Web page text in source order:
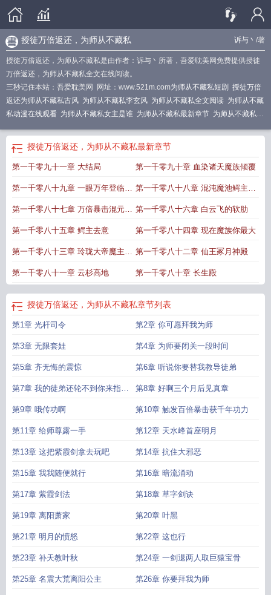
诉与丶 /著
授徒万倍返还，为师从不藏私
授徒万倍返还，为师从不藏私是由作者：诉与丶所著，吾爱耽美网免费提供授徒
万倍返还，为师从不藏私全文在线阅读。
三秒记住本站：吾爱耽美网 网址：www.521m.com为师从不藏私短剧 授徒万倍
返还为师从不藏私古风 为师从不藏私李玄风 为师从不藏私全文阅读 为师从不藏
私动漫在线观看 为师从不藏私女主是谁 为师从不藏私最新章节 为师从不藏私百
师从不藏私(叶秋) 授徒万倍返还为师从不藏私笔趣阁
私 授徒万倍返还为师从来不藏私
藏私玲珑大帝叶秋明月为师从不藏私 聚合中文网为师从不藏私无弹窗授徒万
费阅读带徒授业 师徒授业 授徒传艺是什么意思 为师从不藏私章节列表授徒万
倍返还授徒万倍返还为师从不藏私叶云授业师徒为师从不藏私叶秋收徒万倍
叶秋
为师从不藏私TXT为师从不藏私叶秋赵婉儿为师从不藏私授徒万倍返还
为师从不藏私免费阅读授徒万倍返还为师从不藏私免费为师从不藏私 诉与
不藏私诉与为师从不藏私阅读授徒万倍返还为师从不藏私百度百科
还为师从不藏私作者授徒万倍返还为师从不藏私百科授徒万倍返还为师从不藏
私叶秋免费阅读为师从不藏私章节目录 授徒的意思
万倍返还为师从不藏私境界划分授徒万倍返还为师从不藏私第二季
授徒万倍返还，为师从不藏私最新章节
第一千零九十一章 大结局 第一千零九十章 血染诸天魔族倾覆
第一千零八十九章 一眼万年登临帝
境
第一千零八十八章 混沌魔池鳄主兵
解
第一千零八十七章 万倍暴击混元不
死圣药
第一千零八十六章 白云飞的软肋
第一千零八十五章 鳄主去意 第一千零八十四章 现在魔族你最大
第一千零八十三章 玲珑大帝魔主白
云飞
第一千零八十二章 仙王冢月神殿
第一千零八十一章 云杉高地 第一千零八十章 长生殿
授徒万倍返还，为师从不藏私章节列表
第1章 光杆司令 第2章 你可愿拜我为师
第3章 无限套娃 第4章 为师要闭关一段时间
第5章 齐无悔的震惊 第6章 听说你要替我教导徒弟
第7章 我的徒弟还轮不到你来指手
画脚
第8章 好啊三个月后见真章
第9章 哦传功啊 第10章 触发百倍暴击获千年功力
第11章 给师尊露一手 第12章 天水峰首座明月
第13章 这把紫霞剑拿去玩吧 第14章 抗住大邪恶
第15章 我我随便就行 第16章 暗流涌动
第17章 紫霞剑法 第18章 草字剑诀
第19章 离阳萧家 第20章 叶黑
第21章 明月的愤怒 第22章 这也行
第23章 补天教叶秋 第24章 一剑退两人取巨猿宝骨
第25章 名震大荒离阳公主 第26章 你要拜我为师